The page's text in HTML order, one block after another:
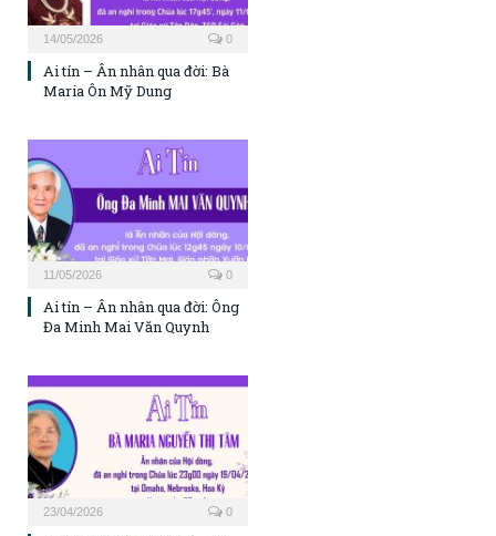
14/05/2026 0
Ai tín – Ân nhân qua đời: Bà
Maria Ôn Mỹ Dung
11/05/2026 0
Ai tín – Ân nhân qua đời: Ông
Đa Minh Mai Văn Quynh
23/04/2026 0